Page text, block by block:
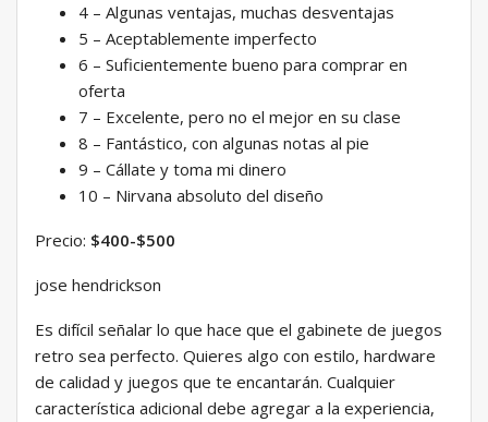
4 – Algunas ventajas, muchas desventajas
5 – Aceptablemente imperfecto
6 – Suficientemente bueno para comprar en
oferta
7 – Excelente, pero no el mejor en su clase
8 – Fantástico, con algunas notas al pie
9 – Cállate y toma mi dinero
10 – Nirvana absoluto del diseño
Precio: $400-$500
jose hendrickson
Es difícil señalar lo que hace que el gabinete de juegos
retro sea perfecto. Quieres algo con estilo, hardware
de calidad y juegos que te encantarán. Cualquier
característica adicional debe agregar a la experiencia,